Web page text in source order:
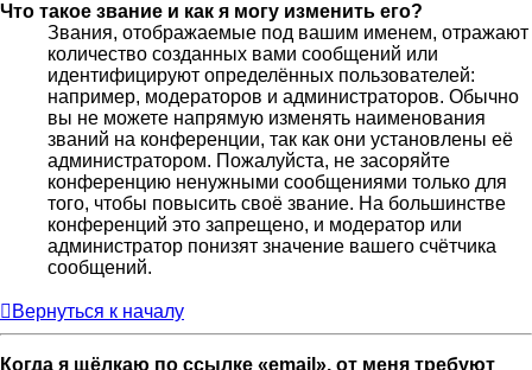
Что такое звание и как я могу изменить его?
Звания, отображаемые под вашим именем, отражают
количество созданных вами сообщений или
идентифицируют определённых пользователей:
например, модераторов и администраторов. Обычно
вы не можете напрямую изменять наименования
званий на конференции, так как они установлены её
администратором. Пожалуйста, не засоряйте
конференцию ненужными сообщениями только для
того, чтобы повысить своё звание. На большинстве
конференций это запрещено, и модератор или
администратор понизят значение вашего счётчика
сообщений.
Вернуться к началу
Когда я щёлкаю по ссылке «email», от меня требуют